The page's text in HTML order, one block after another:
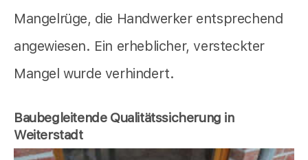
Mangelrüge, die Handwerker entsprechend
angewiesen. Ein erheblicher, versteckter
Mangel wurde verhindert.
Baubegleitende Qualitätssicherung in
Weiterstadt